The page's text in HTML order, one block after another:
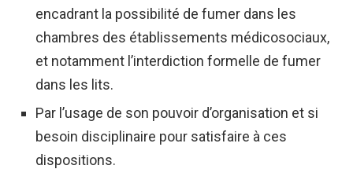
encadrant la possibilité de fumer dans les
chambres des établissements médicosociaux,
et notamment l’interdiction formelle de fumer
dans les lits.
Par l’usage de son pouvoir d’organisation et si
besoin disciplinaire pour satisfaire à ces
dispositions.